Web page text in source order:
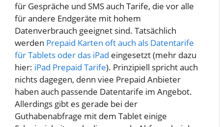
für Gespräche und SMS auch Tarife, die vor alle
für andere Endgeräte mit hohem
Datenverbrauch geeignet sind. Tatsächlich
werden Prepaid Karten oft auch als Datentarife
für Tablets oder das iPad eingesetzt (mehr dazu
hier: iPad Prepaid Tarife). Prinzipiell spricht auch
nichts dagegen, denn viee Prepaid Anbieter
haben auch passende Datentarife im Angebot.
Allerdings gibt es gerade bei der
Guthabenabfrage mit dem Tablet einige